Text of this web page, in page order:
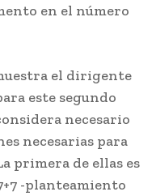
en el número
el dirigente
este segundo
necesario
necesarias para
primera de ellas es
-planteamiento